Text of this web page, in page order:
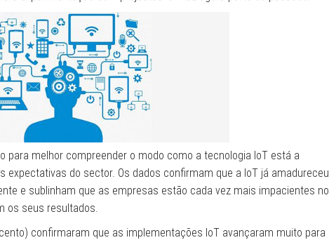
para melhor compreender o modo como a tecnologia IoT está a
expectativas do sector. Os dados confirmam que a IoT já amadureceu
e sublinham que as empresas estão cada vez mais impacientes no
os seus resultados.
confirmaram que as implementações IoT avançaram muito para